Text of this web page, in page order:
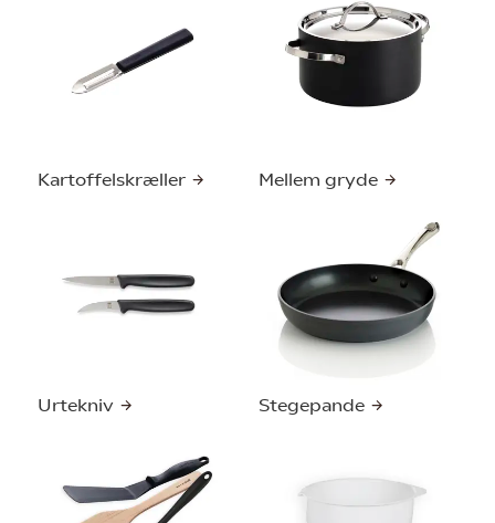
Kartoffelskræller Mellem gryde
Urtekniv Stegepande